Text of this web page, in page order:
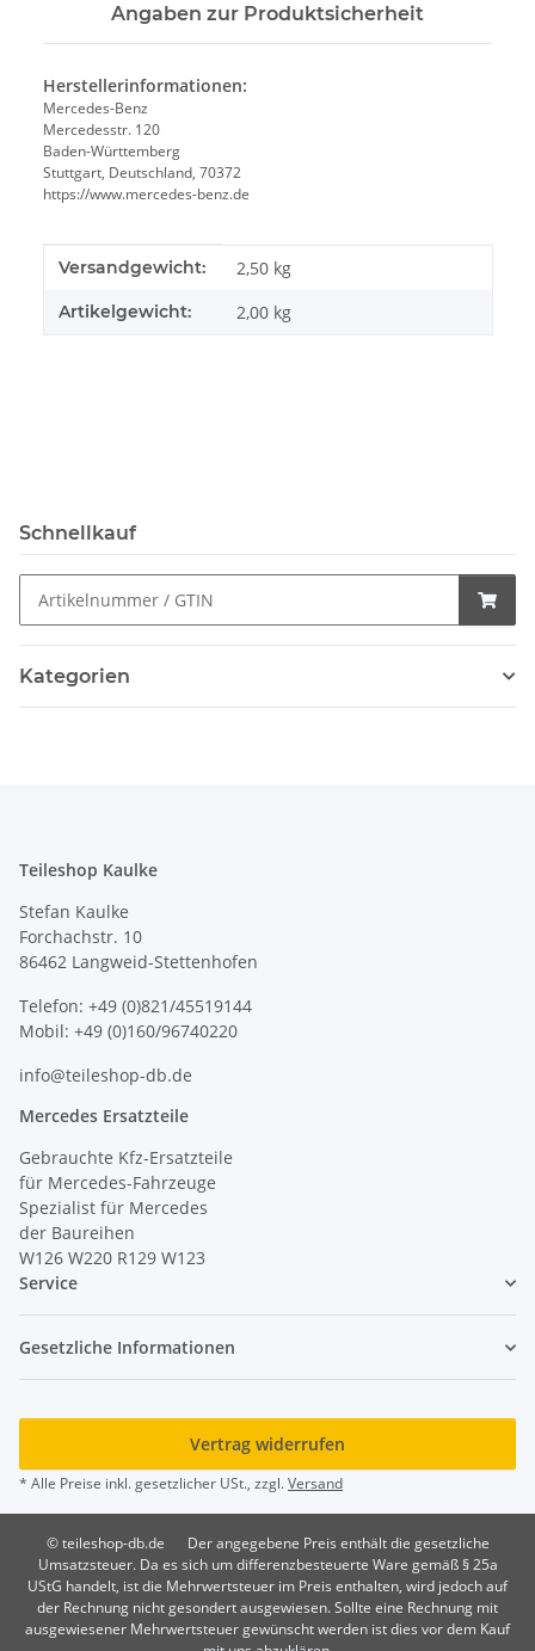
Angaben zur Produktsicherheit
Herstellerinformationen:
Mercedes-Benz
Mercedesstr. 120
Baden-Württemberg
Stuttgart, Deutschland, 70372
https://www.mercedes-benz.de
Produkteigenschaft
Wert
Versandgewicht: 2,50 kg
Artikelgewicht: 2,00 kg
Schnellkauf
Kategorien
Teileshop Kaulke
Stefan Kaulke
Forchachstr. 10
86462 Langweid-Stettenhofen
Telefon: +49 (0)821/45519144
Mobil: +49 (0)160/96740220
info@teileshop-db.de
Mercedes Ersatzteile
Gebrauchte Kfz-Ersatzteile
für Mercedes-Fahrzeuge
Spezialist für Mercedes
der Baureihen
W126 W220 R129 W123
Service
Gesetzliche Informationen
Vertrag widerrufen
* Alle Preise inkl. gesetzlicher USt., zzgl.Versand
© teileshop-db.de
Der angegebene Preis enthält die gesetzliche
Umsatzsteuer. Da es sich um differenzbesteuerte Ware gemäß § 25a
UStG handelt, ist die Mehrwertsteuer im Preis enthalten, wird jedoch auf
der Rechnung nicht gesondert ausgewiesen. Sollte eine Rechnung mit
ausgewiesener Mehrwertsteuer gewünscht werden ist dies vor dem Kauf